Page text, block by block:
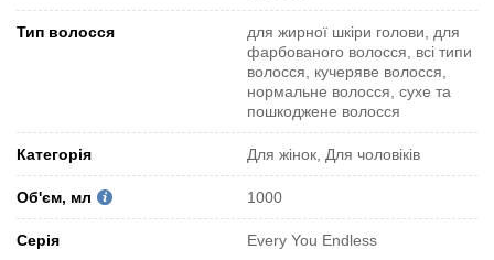
Тип волосся
для жирної шкіри голови, для
фарбованого волосся, всі типи
волосся, кучеряве волосся,
нормальне волосся, сухе та
пошкоджене волосся
Категорія Для жінок, Для чоловіків
Об'єм, мл 1000
Серія Every You Endless